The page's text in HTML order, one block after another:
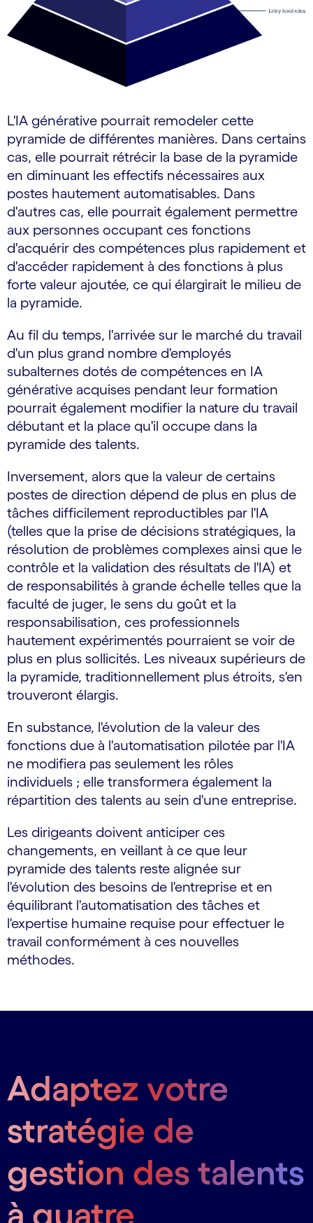
L'IA générative pourrait remodeler cette
pyramide de différentes manières. Dans certains
cas, elle pourrait rétrécir la base de la pyramide
en diminuant les effectifs nécessaires aux
postes hautement automatisables. Dans
d'autres cas, elle pourrait également permettre
aux personnes occupant ces fonctions
d'acquérir des compétences plus rapidement et
d'accéder rapidement à des fonctions à plus
forte valeur ajoutée, ce qui élargirait le milieu de
la pyramide.
Au fil du temps, l'arrivée sur le marché du travail
d'un plus grand nombre d'employés
subalternes dotés de compétences en IA
générative acquises pendant leur formation
pourrait également modifier la nature du travail
débutant et la place qu'il occupe dans la
pyramide des talents.
Inversement, alors que la valeur de certains
postes de direction dépend de plus en plus de
tâches difficilement reproductibles par l'IA
(telles que la prise de décisions stratégiques, la
résolution de problèmes complexes ainsi que le
contrôle et la validation des résultats de l'IA) et
de responsabilités à grande échelle telles que la
faculté de juger, le sens du goût et la
responsabilisation, ces professionnels
hautement expérimentés pourraient se voir de
plus en plus sollicités. Les niveaux supérieurs de
la pyramide, traditionnellement plus étroits, s'en
trouveront élargis.
En substance, l'évolution de la valeur des
fonctions due à l'automatisation pilotée par l'IA
ne modifiera pas seulement les rôles
individuels ; elle transformera également la
répartition des talents au sein d'une entreprise.
Les dirigeants doivent anticiper ces
changements, en veillant à ce que leur
pyramide des talents reste alignée sur
l'évolution des besoins de l'entreprise et en
équilibrant l'automatisation des tâches et
l'expertise humaine requise pour effectuer le
travail conformément à ces nouvelles
méthodes.
Adaptez votre
stratégie de
gestion des talents
à quatre